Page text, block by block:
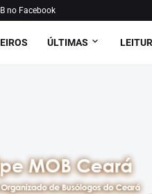
no Facebook
ÚLTIMAS